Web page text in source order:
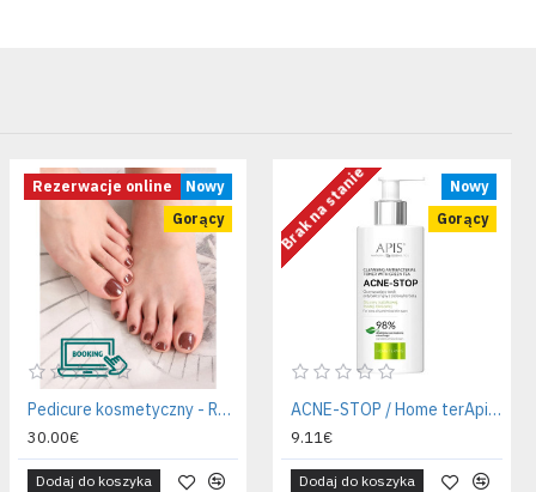
Nowy
Gorący
Rezerwacje online
Pedicure kosmetyczny - Rezerwacja wizyty
30.00€
Dodaj do koszyka
Nowy
Gorący
Brak na stanie
ACNE-STOP / Home terApis Oczyszczający tonik antybakteryjny z zieloną herbatą
9.11€
Dodaj do koszyka